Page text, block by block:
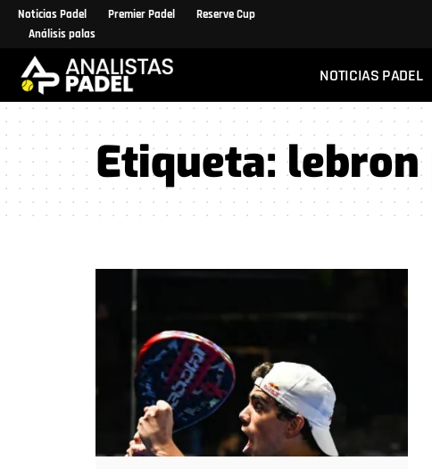
Noticias Padel Premier Padel
Reserve Cup
Análisis palas
NOTICIAS PADEL
Etiqueta:lebron